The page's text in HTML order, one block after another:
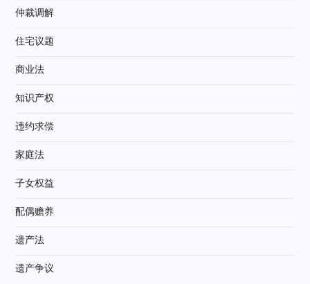
仲裁调解
住宅议题
商业法
知识产权
违约求偿
家庭法
子女权益
配偶赡养
遗产法
遗产争议